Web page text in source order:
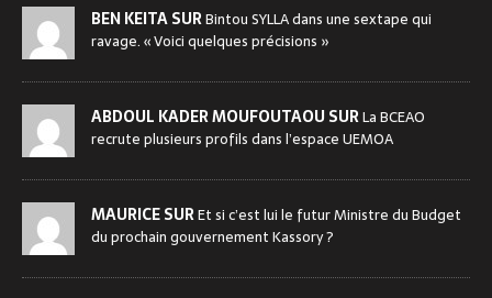
BEN KEITA SURBintou SYLLA dans une sextape qui
ravage. « Voici quelques précisions »
ABDOUL KADER MOUFOUTAOU SURLa BCEAO
recrute plusieurs profils dans l’espace UEMOA
MAURICE SUREt si c’est lui le futur Ministre du Budget
du prochain gouvernement Kassory ?